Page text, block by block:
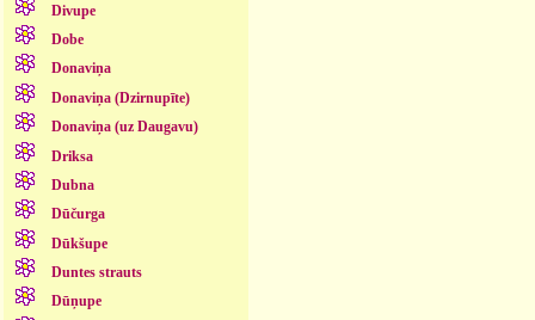
Divupe
Dobe
Donaviņa
Donaviņa (Dzirnupīte)
Donaviņa (uz Daugavu)
Driksa
Dubna
Dūčurga
Dūkšupe
Duntes strauts
Dūņupe